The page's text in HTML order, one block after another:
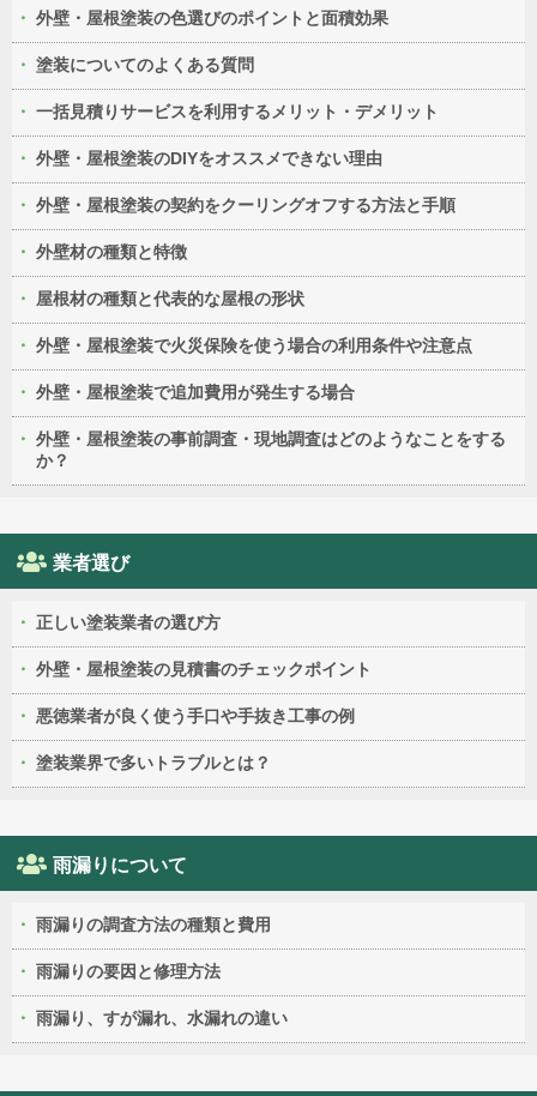
外壁・屋根塗装の色選びのポイントと面積効果
塗装についてのよくある質問
一括見積りサービスを利用するメリット・デメリット
外壁・屋根塗装のDIYをオススメできない理由
外壁・屋根塗装の契約をクーリングオフする方法と手順
外壁材の種類と特徴
屋根材の種類と代表的な屋根の形状
外壁・屋根塗装で火災保険を使う場合の利用条件や注意点
外壁・屋根塗装で追加費用が発生する場合
外壁・屋根塗装の事前調査・現地調査はどのようなことをする
か？
業者選び
正しい塗装業者の選び方
外壁・屋根塗装の見積書のチェックポイント
悪徳業者が良く使う手口や手抜き工事の例
塗装業界で多いトラブルとは？
雨漏りについて
雨漏りの調査方法の種類と費用
雨漏りの要因と修理方法
雨漏り、すが漏れ、水漏れの違い